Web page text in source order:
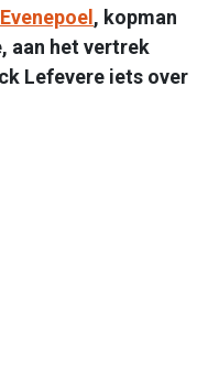
, kopman
aan het vertrek
Lefevere iets over